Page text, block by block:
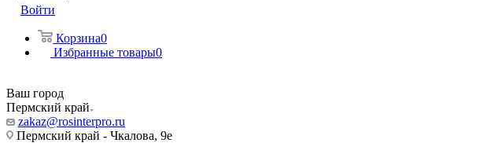
Войти
Корзина0
Избранные товары0
Ваш город
Пермский край
zakaz@rosinterpro.ru
Пермский край - Чкалова, 9е